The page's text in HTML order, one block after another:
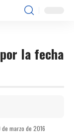
la fecha
marzo de 2016